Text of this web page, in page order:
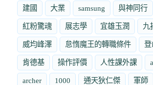
建國 大業 samsung 與神同行
紅粉驚魂 展志學 宜雄玉潤 九
威均峰澤 怠惰魔王的轉職條件 登
肯德基 操作評價 人性課外課
archer 1000 通天狄仁傑 軍師